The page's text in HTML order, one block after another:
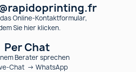
Online-Kontaktformular,
Sie hier klicken.
Per Chat
Berater sprechen
Chat → WhatsApp